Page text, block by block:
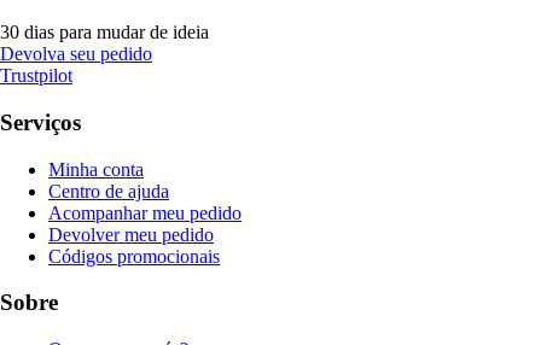
30 dias para mudar de ideia
Devolva seu pedido
Trustpilot
Serviços
Minha conta
Centro de ajuda
Acompanhar meu pedido
Devolver meu pedido
Códigos promocionais
Sobre